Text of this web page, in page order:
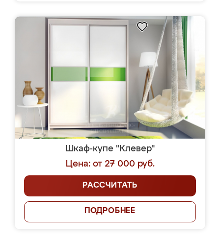
Шкаф-купе "Клевер"
Цена: от 27 000 руб.
РАССЧИТАТЬ
ПОДРОБНЕЕ